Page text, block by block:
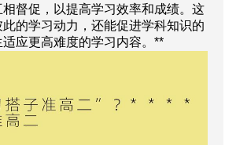
督促，以提高学习效率和成绩。这
的学习动力，还能促进学科知识的
应更高难度的学习内容。**